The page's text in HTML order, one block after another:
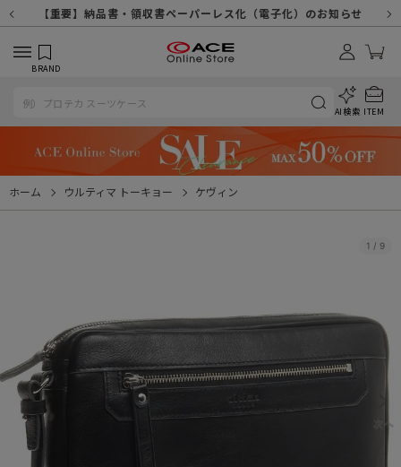
【重要】8/11（火・祝）休業及び配送スケジュールについて
【重要】令和８年熊本地震に伴う配送への影響について
【重要】納品書・領収書ペーパーレス化（電子化）のお知らせ
【重要】天候不良や交通状況・物量増等に伴う配送への影響について
【重要】悪質な詐欺サイトにご注意ください
【重要】各種メールが届かない場合に関しまして
【重要】お問い合わせのご対応に関しまして
【重要】SNSのなりすまし詐欺にご注意ください
BRAND
AI検索 ITEM
ホーム ウルティマ トーキョー ケヴィン
1 / 9